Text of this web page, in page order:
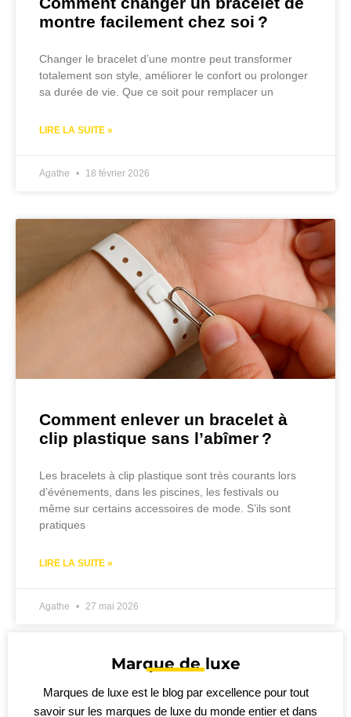
montre facilement chez soi ?
Changer le bracelet d’une montre peut transformer
totalement son style, améliorer le confort ou prolonger
sa durée de vie. Que ce soit pour remplacer un
LIRE LA SUITE »
Agathe 18 février 2026
Comment enlever un bracelet à
clip plastique sans l’abîmer ?
Les bracelets à clip plastique sont très courants lors
d’événements, dans les piscines, les festivals ou
même sur certains accessoires de mode. S’ils sont
pratiques
LIRE LA SUITE »
Agathe 27 mai 2026
Marque de luxe
Marques de luxe est le blog par excellence pour tout
savoir sur les marques de luxe du monde entier et dans